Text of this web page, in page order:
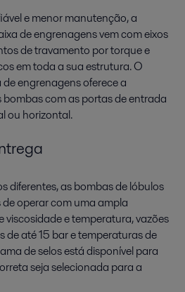
e menor manutenção, a
de engrenagens vem com eixos
de travamento por torque e
em toda a sua estrutura. O
engrenagens oferece a
com as portas de entrada
ou horizontal.
diferentes, as bombas de lóbulos
operar com uma ampla
viscosidade e temperatura, vazões
de até 15 bar e temperaturas de
de selos está disponível para
seja selecionada para a